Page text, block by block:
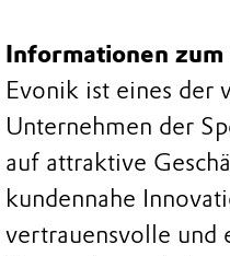
Informationen zum
Evonik ist eines
Unternehmen der
auf attraktive
kundennahe
vertrauensvolle und